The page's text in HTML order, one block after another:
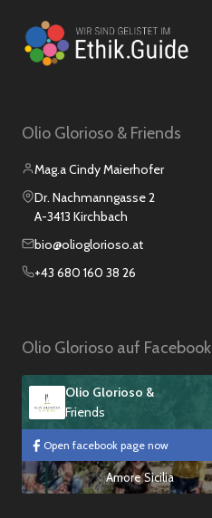
Olio Glorioso & Friends
Mag.a Cindy Maierhofer
Dr. Nachmanngasse 2
A-3413 Kirchbach
bio@olioglorioso.at
+43 680 160 38 26
Olio Glorioso auf Facebook
Olio Glorioso &
Friends
Open facebook page now
Amore Sicilia